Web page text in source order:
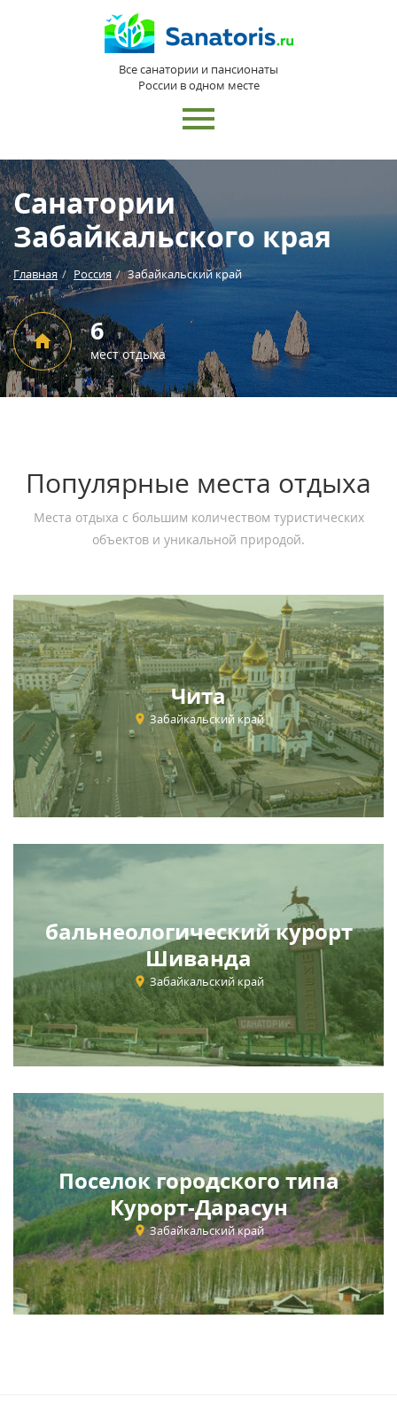
Все санатории и пансионаты
России в одном месте
Санатории
Забайкальского края
Главная Россия Забайкальский край
6
мест отдыха
Популярные места отдыха
Места отдыха с большим количеством туристических
объектов и уникальной природой.
Чита
Забайкальский край
бальнеологический курорт
Шиванда
Забайкальский край
Поселок городского типа
Курорт-Дарасун
Забайкальский край